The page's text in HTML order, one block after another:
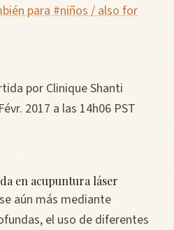
para #niños / also for
por Clinique Shanti
2017 a las 14h06 PST
en acupuntura láser
aún más mediante
el uso de diferentes